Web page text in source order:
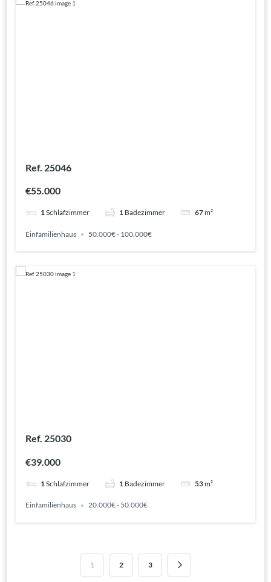
Ref. 25046
€55.000
1Schlafzimmer 1 Badezimmer 67m²
Einfamilienhaus 50.000€ - 100.000€
Ref. 25030
€39.000
1Schlafzimmer 1 Badezimmer 53m²
Einfamilienhaus 20.000€ - 50.000€
1 2 3